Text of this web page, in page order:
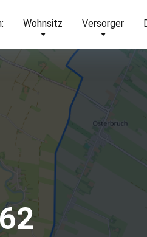
Wohnsitz Versorger